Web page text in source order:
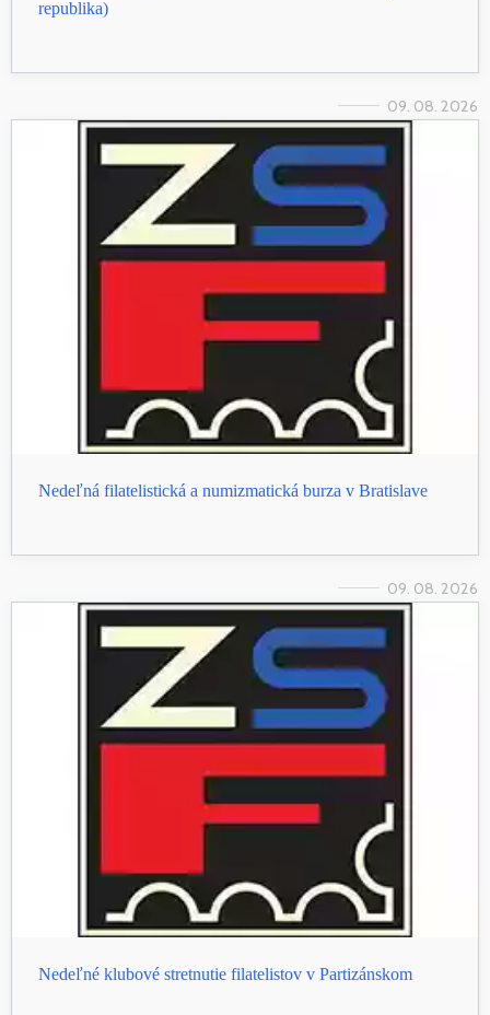
republika)
09. 08. 2026
Nedeľná filatelistická a numizmatická burza v Bratislave
09. 08. 2026
Nedeľné klubové stretnutie filatelistov v Partizánskom